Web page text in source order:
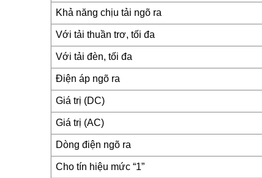
Khả năng chịu tải ngõ ra
Với tải thuần trơ, tối đa
Với tải đèn, tối đa
Điện áp ngõ ra
Giá trị (DC)
Giá trị (AC)
Dòng điện ngõ ra
Cho tín hiệu mức “1”